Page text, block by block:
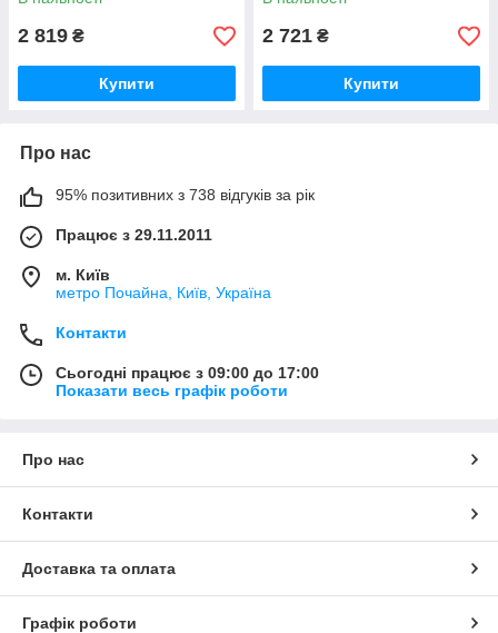
2 819 ₴
Купити
2 721 ₴
Купити
Про нас
95% позитивних з 738 відгуків за рік
Працює з 29.11.2011
м. Київ
метро Почайна, Київ, Україна
Контакти
Сьогодні працює з 09:00 до 17:00
Показати весь графік роботи
Про нас
Контакти
Доставка та оплата
Графік роботи